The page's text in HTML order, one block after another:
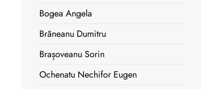
Bogea Angela
Brăneanu Dumitru
Brașoveanu Sorin
Ochenatu Nechifor Eugen